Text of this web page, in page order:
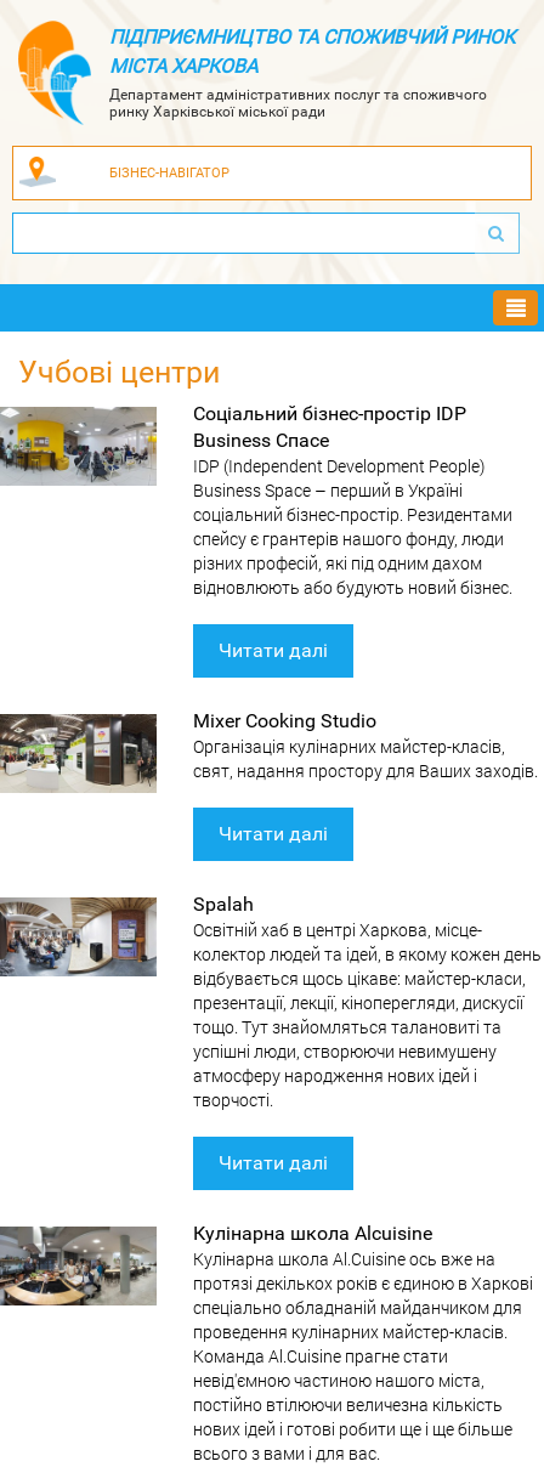
ПІДПРИЄМНИЦТВО ТА СПОЖИВЧИЙ РИНОК
МІСТА ХАРКОВА
Департамент адміністративних послуг та споживчого
ринку Харківської міської ради
БІЗНЕС-НАВІГАТОР
Учбові центри
Соціальний бізнес-простір IDP
Business Спасе
IDP (Independent Development People)
Business Space – перший в Україні
соціальний бізнес-простір. Резидентами
спейсу є грантерів нашого фонду, люди
різних професій, які під одним дахом
відновлюють або будують новий бізнес.
Читати далі
Mixer Cooking Studio
Організація кулінарних майстер-класів,
свят, надання простору для Ваших заходів.
Читати далі
Spalah
Освітній хаб в центрі Харкова, місце-
колектор людей та ідей, в якому кожен день
відбувається щось цікаве: майстер-класи,
презентації, лекції, кіноперегляди, дискусії
тощо. Тут знайомляться талановиті та
успішні люди, створюючи невимушену
атмосферу народження нових ідей і
творчості.
Читати далі
Кулінарна школа Alcuisine
Кулінарна школа Al.Cuisine ось вже на
протязі декількох років є єдиною в Харкові
спеціально обладнаній майданчиком для
проведення кулінарних майстер-класів.
Команда Al.Cuisine прагне стати
невід'ємною частиною нашого міста,
постійно втілюючи величезна кількість
нових ідей і готові робити ще і ще більше
всього з вами і для вас.